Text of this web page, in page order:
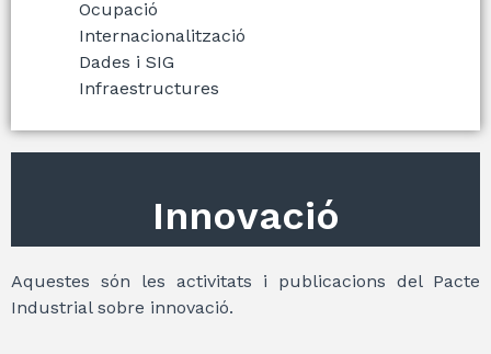
Ocupació
Internacionalització
Dades i SIG
Infraestructures
Innovació
Aquestes són les activitats i publicacions del Pacte
Industrial sobre innovació.